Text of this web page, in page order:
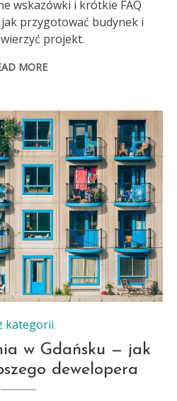
wskazówki i krótkie FAQ
przygotować budynek i
projekt.
MORE
kategorii
w Gdańsku — jak
dewelopera